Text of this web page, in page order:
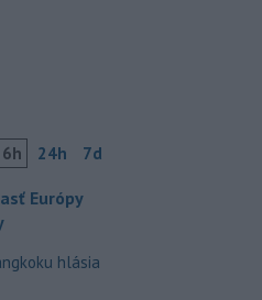
6h 24h 7d
Európy
hlásia